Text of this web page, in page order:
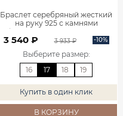
Браслет серебряный жесткий
на руку 925 с камнями
фианитами 2920207-00775
3 540 ₽ 3 933 ₽ -10%
Выберите размер:
16
17 18 19
Купить в один клик
В КОРЗИНУ